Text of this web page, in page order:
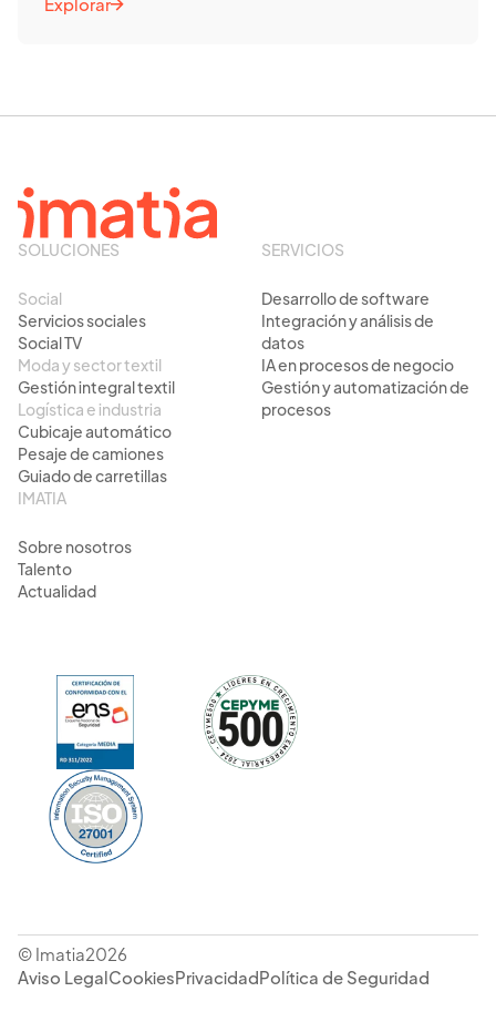
Explorar
SOLUCIONES
Social
Servicios sociales
Social TV
Moda y sector textil
Gestión integral textil
Logística e industria
Cubicaje automático
Pesaje de camiones
Guiado de carretillas
SERVICIOS
Desarrollo de software
Integración y análisis de
datos
IA en procesos de negocio
Gestión y automatización de
procesos
IMATIA
Sobre nosotros
Talento
Actualidad
© Imatia2026
Aviso Legal Cookies Privacidad Política de Seguridad